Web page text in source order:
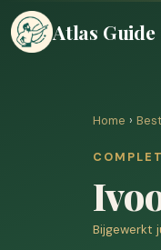
Atlas Guide
Home ›
Bijgewerkt